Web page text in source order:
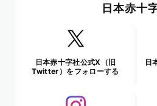
日本赤十
日本赤十字社公式X（旧
Twitter）をフォローする
日